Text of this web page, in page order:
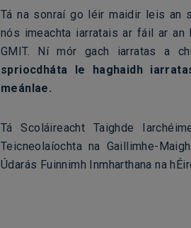
Tá na sonraí go léir maidir leis an
nós imeachta iarratais ar fáil ar an
GMIT. Ní mór gach iarratas a
spriocdháta le haghaidh
meánlae.
Tá Scoláireacht Taighde
Teicneolaíochta na Gaillimhe-
Údarás Fuinnimh Inmharthana na